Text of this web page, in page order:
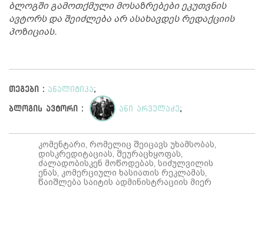
ბლოგში გამოთქმული მოსაზრებები ეკუთვნის
ავტორს და შეიძლება არ ასახავდეს რედაქციის
პოზიციას.
თეგები : ანალიტიკა ;
ბლოგის ავტორი : ანი არველაძე ;
კომენტარი, რომელიც შეიცავს უხამსობას,
დისკრედიტაციას, შეურაცხყოფას,
ძალადობისკენ მოწოდებას, სიძულვილის
ენას, კომერციული ხასიათის რეკლამას,
წაიშლება საიტის ადმინისტრაციის მიერ